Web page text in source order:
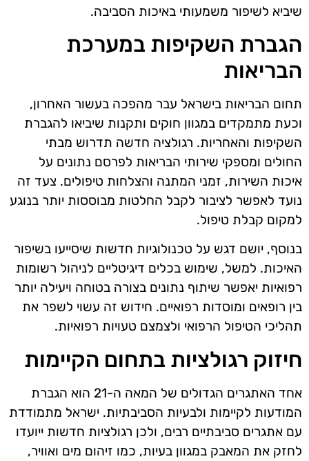
שיביא לשיפור משמעותי באיכות הסביבה.
הגברת השקיפות במערכת
הבריאות
תחום הבריאות בישראל עבר מהפכה בעשור האחרון,
וכעת מתמקדים במגוון חוקים ותקנות שיביאו להגברת
השקיפות והאחריות. רגולציה חדשה תדרוש מבתי
החולים ומספקי שירותי הבריאות לפרסם נתונים על
איכות השירות, זמני המתנה והצלחות טיפולים. צעד זה
נועד לאפשר לציבור לקבל החלטות מבוססות יותר בנוגע
למקום קבלת טיפול.
בנוסף, יושם דגש על טכנולוגיות חדשות שיסייעו בשיפור
האיכות. למשל, שימוש בכלים דיגיטליים לניהול רשומות
רפואיות יאפשר שיתוף נתונים בצורה בטוחה ויעילה יותר
בין רופאים ומוסדות רפואיים. חידוש זה עשוי לשפר את
תהליכי הטיפול הרפואי ולצמצם טעויות רפואיות.
חיזוק רגולציות בתחום הקיימות
אחד האתגרים הגדולים של המאה ה-21 הוא הגברת
המודעות לקיימות ולבעיות הסביבתיות. ישראל מתמודדת
עם אתגרים סביבתיים רבים, ולכן רגולציות חדשות ייועדו
לחזק את המאבק במגוון בעיות, כמו זיהום מים ואוויר,